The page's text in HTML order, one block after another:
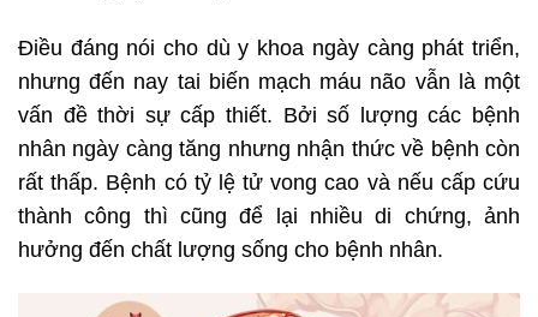
Điều đáng nói cho dù y khoa ngày càng phát triển,
nhưng đến nay tai biến mạch máu não vẫn là một
vấn đề thời sự cấp thiết. Bởi số lượng các bệnh
nhân ngày càng tăng nhưng nhận thức về bệnh còn
rất thấp. Bệnh có tỷ lệ tử vong cao và nếu cấp cứu
thành công thì cũng để lại nhiều di chứng, ảnh
hưởng đến chất lượng sống cho bệnh nhân.